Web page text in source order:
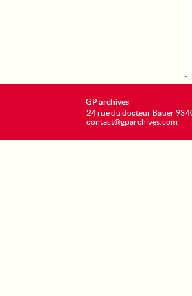
GP archives
24 rue du docteur Bauer
contact@gparchives.com